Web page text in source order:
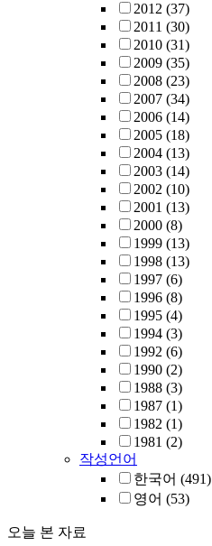
2012 (37)
2011 (30)
2010 (31)
2009 (35)
2008 (23)
2007 (34)
2006 (14)
2005 (18)
2004 (13)
2003 (14)
2002 (10)
2001 (13)
2000 (8)
1999 (13)
1998 (13)
1997 (6)
1996 (8)
1995 (4)
1994 (3)
1992 (6)
1990 (2)
1988 (3)
1987 (1)
1982 (1)
1981 (2)
작성언어
한국어 (491)
영어 (53)
오늘 본 자료